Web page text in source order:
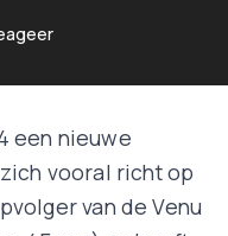
een nieuwe
vooral richt op
van de Venu